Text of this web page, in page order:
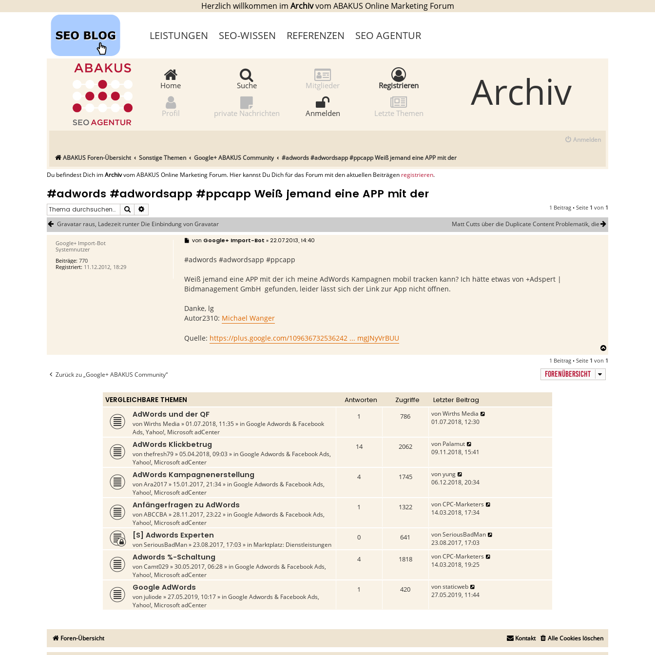
Herzlich willkommen im Archivvom ABAKUS Online Marketing Forum
LEISTUNGEN SEO-WISSEN REFERENZEN SEO AGENTUR
Home
Profil
Suche
private Nachrichten
Mitglieder
Anmelden
Registrieren
Letzte Themen Archiv
Anmelden
ABAKUS Foren-Übersicht Sonstige Themen Google+ ABAKUS Community #adwords #adwordsapp #ppcapp Weiß jemand eine APP mit der
Du befindest Dich imArchivvom ABAKUS Online Marketing Forum. Hier kannst Du Dich für das Forum mit den aktuellen Beiträgen registrieren.
#adwords #adwordsapp #ppcapp Weiß jemand eine APP mit der
Suche 1 Beitrag • Seite 1 von 1
Gravatar raus, Ladezeit runter Die Einbindung von Gravatar Matt Cutts über die Duplicate Content Problematik, die
Google+ Import-Bot
Systemnutzer
Beiträge: 770
Registriert: 11.12.2012, 18:29
B
t
g
von Google+ Import-Bot » 22.07.2013, 14:40
#adwords #adwordsapp #ppcapp
Weiß jemand eine APP mit der ich meine AdWords Kampagnen mobil tracken kann? Ich hätte etwas von +Adspert |
Bidmanagement GmbH gefunden, leider lässt sich der Link zur App nicht öffnen.
Danke, lg
Autor2310: Michael Wanger
Quelle: https://plus.google.com/109636732536242 ... mgJNyVrBUU
a
1 Beitrag • Seite 1 von 1
Zurück zu „Google+ ABAKUS Community“ FORENÜBERSICHT
VERGLEICHBARE THEMEN Antworten Zugriffe Letzter Beitrag
AdWords und der QF
vonWirths Media » 01.07.2018, 11:35 » inGoogle Adwords & Facebook
Ads, Yahoo!, Microsoft adCenter
1 786 vonWirths Media
01.07.2018, 12:30
AdWords Klickbetrug
vonthefresh79» 05.04.2018, 09:03 » inGoogle Adwords & Facebook Ads,
Yahoo!, Microsoft adCenter
14 2062 von Palamut
09.11.2018, 15:41
AdWords Kampagnenerstellung
vonAra2017» 15.01.2017, 21:34 » inGoogle Adwords & Facebook Ads,
Yahoo!, Microsoft adCenter
4 1745 vonyung
06.12.2018, 20:34
Anfängerfragen zu AdWords
vonABCCBA» 28.11.2017, 23:22 » inGoogle Adwords & Facebook Ads,
Yahoo!, Microsoft adCenter
1 1322 vonCPC-Marketers
14.03.2018, 17:34
[S] Adwords Experten
vonSeriousBadMan» 23.08.2017, 17:03 » in Marktplatz: Dienstleistungen
0 641 vonSeriousBadMan
23.08.2017, 17:03
Adwords %-Schaltung
vonCamt029» 30.05.2017, 06:28 » inGoogle Adwords & Facebook Ads,
Yahoo!, Microsoft adCenter
4 1818 vonCPC-Marketers
14.03.2018, 19:25
Google AdWords
von juliode » 27.05.2019, 10:17 » inGoogle Adwords & Facebook Ads,
Yahoo!, Microsoft adCenter
1 420 vonstaticweb
27.05.2019, 11:44
Foren-Übersicht Alle Cookies löschen
Kontakt